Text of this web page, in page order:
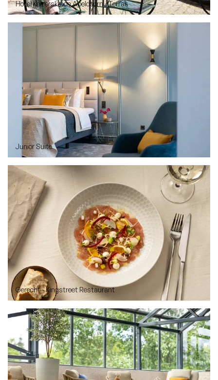
Hotel Keizerskroon Apeldoorn - Terras
Junior Suite
Gerecht - Kingstreet Restaurant